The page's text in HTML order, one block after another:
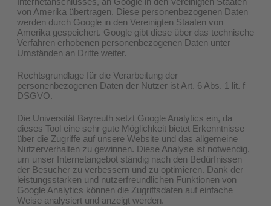
von Amerika übertragen. Diese personenbezogenen Daten
werden durch Google in den Vereinigten Staaten von
Amerika gespeichert. Google gibt diese über das technische
Verfahren erhobenen personenbezogenen Daten unter
Umständen an Dritte weiter.
Rechtsgrundlage für die Verarbeitung der
personenbezogenen Daten der Nutzer ist Art. 6 Abs. 1 lit. f
DSGVO.
Die Universität Bayreuth setzt Google Analytics ein, da
dieses Tool eine sehr gute Möglichkeit bietet Erkenntnisse
über die Zugriffe auf unsere Website und das allgemeine
Nutzerverhalten zu gewinnen. Diese Analyse ist notwendig,
um unser Internetangebot ständig nach den Bedürfnissen
der Besucher zu verbessern und zu optimieren. Dank der
leistungsstarken und nutzerfreundlichen Funktionen von
Google Analytics können die Zugriffsdaten auf einfache
Weise analysiert und anzeigt werden.